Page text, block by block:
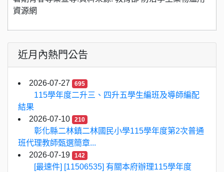
資源網
近月內熱門公告
2026-07-27 695
115學年度二升三、四升五學生編班及導師編配
結果
2026-07-10
210
彰化縣二林鎮二林國民小學115學年度第2次普通
班代理教師甄選簡章...
2026-07-19
142
[最速件] [11506535] 有關本府辦理115學年度